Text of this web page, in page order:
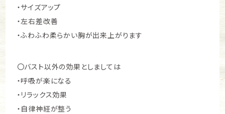
・サイズアップ
・左右差改善
・ふわふわ柔らかい胸が出来上がります
〇バスト以外の効果としましては
・呼吸が楽になる
・リラックス効果
・自律神経が整う